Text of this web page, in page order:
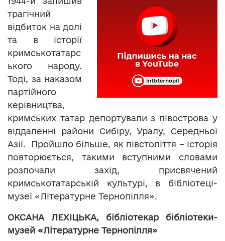
трагічний
відбиток на долі
та в історії
кримськотатарс
ького народу.
Тоді, за наказом
партійного
керівництва,
кримських татар депортували з півострова у
віддаленні райони Сибіру, Уралу, Середньої
Азії. Пройшло більше, як півстоліття – історія
повторюється, такими вступними словами
розпочали захід, присвячений
кримськотатарській культурі, в бібліотеці-
музеї «Літературне Тернопілля».
ОКСАНА ЛЕХІЦЬКА, бібліотекар бібліотеки-
музей «Літературне Тернопілля»